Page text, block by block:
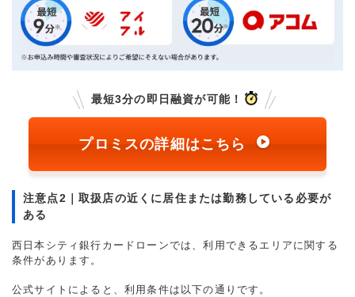
最短3分の即日融資が可能！
プロミスの詳細はこちら
注意点2｜取扱店の近くに居住または勤務している必要が
ある
西日本シティ銀行カードローンでは、利用できるエリアに関する
条件があります。
公式サイトによると、利用条件は以下の通りです。